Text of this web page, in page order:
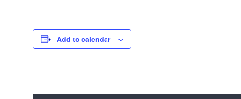
Add to calendar